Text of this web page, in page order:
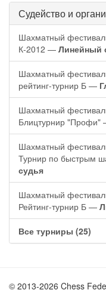
Судейство и
Шахматный
К-2012 — Линейный
Шахматный
рейтинг-турнир Б —
Шахматный
Блицтурнир "Профи"
Шахматный
Турнир по быстрым
судья
Шахматный
Рейтинг-турнир Б —
Все турниры (25)
© 2013-2026 Chess